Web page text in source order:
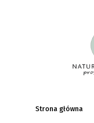
Strona główna